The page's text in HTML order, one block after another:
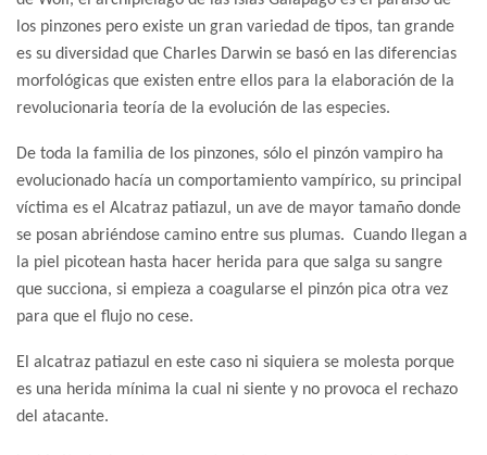
los pinzones pero existe un gran variedad de tipos, tan grande
es su diversidad que Charles Darwin se basó en las diferencias
morfológicas que existen entre ellos para la elaboración de la
revolucionaria teoría de la evolución de las especies.
De toda la familia de los pinzones, sólo el pinzón vampiro ha
evolucionado hacía un comportamiento vampírico, su principal
víctima es el Alcatraz patiazul, un ave de mayor tamaño donde
se posan abriéndose camino entre sus plumas. Cuando llegan a
la piel picotean hasta hacer herida para que salga su sangre
que succiona, si empieza a coagularse el pinzón pica otra vez
para que el flujo no cese.
El alcatraz patiazul en este caso ni siquiera se molesta porque
es una herida mínima la cual ni siente y no provoca el rechazo
del atacante.